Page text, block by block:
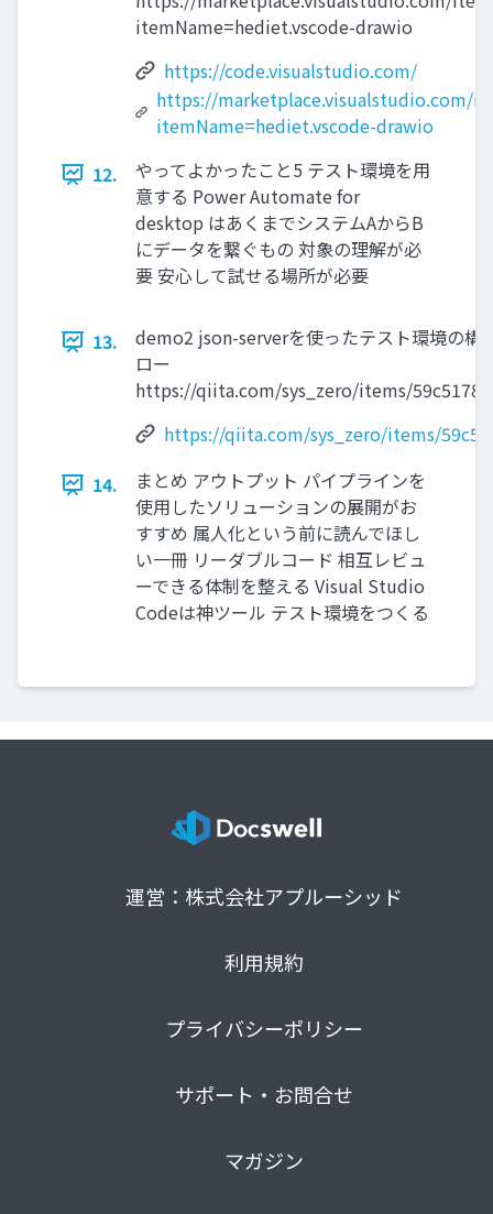
itemName=hediet.vscode-drawio
https://code.visualstudio.com/
https://marketplace.visualstudio.com/
itemName=hediet.vscode-drawio
12.
やってよかったこと5 テスト環境を用
意する Power Automate for
desktop はあくまでシステムAからB
にデータを繋ぐもの 対象の理解が必
要 安心して試せる場所が必要
13.
demo2 json-serverを使ったテスト環境の構
ロー
https://qiita.com/sys_zero/items/
https://qiita.com/sys_zero/items/
14.
まとめ アウトプット パイプラインを
使用したソリューションの展開がお
すすめ 属人化という前に読んでほし
い一冊 リーダブルコード 相互レビュ
ーできる体制を整える Visual Studio
Codeは神ツール テスト環境をつくる
運営：株式会社アプルーシッド
利用規約
プライバシーポリシー
サポート・お問合せ
マガジン